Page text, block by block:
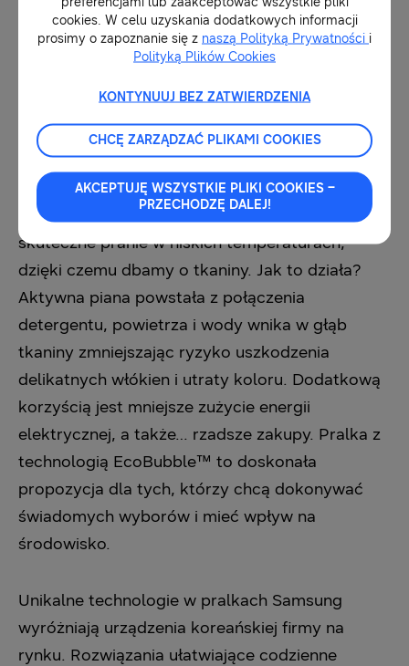
Kolejne rozwiązanie, które docenią zwłaszcza
właściciele ubrań z delikatnych tkanin, to
EcoBubble™. Technologia ta umożliwia
skuteczne pranie w niskich temperaturach,
dzięki czemu dbamy o tkaniny. Jak to działa?
Aktywna piana powstała z połączenia
detergentu, powietrza i wody wnika w głąb
tkaniny zmniejszając ryzyko uszkodzenia
delikatnych włókien i utraty koloru. Dodatkową
korzyścią jest mniejsze zużycie energii
elektrycznej, a także… rzadsze zakupy. Pralka z
technologią EcoBubble™ to doskonała
propozycja dla tych, którzy chcą dokonywać
świadomych wyborów i mieć wpływ na
środowisko.
Unikalne technologie w pralkach Samsung
wyróżniają urządzenia koreańskiej firmy na
rynku. Rozwiązania ułatwiające codzienne
cookies. W celu uzyskania dodatkowych informacji
prosimy o zapoznanie się z naszą Polityką Prywatności i
Polityką Plików Cookies
KONTYNUUJ BEZ ZATWIERDZENIA
CHCĘ ZARZĄDZAĆ PLIKAMI COOKIES
AKCEPTUJĘ WSZYSTKIE PLIKI COOKIES –
PRZECHODZĘ DALEJ!